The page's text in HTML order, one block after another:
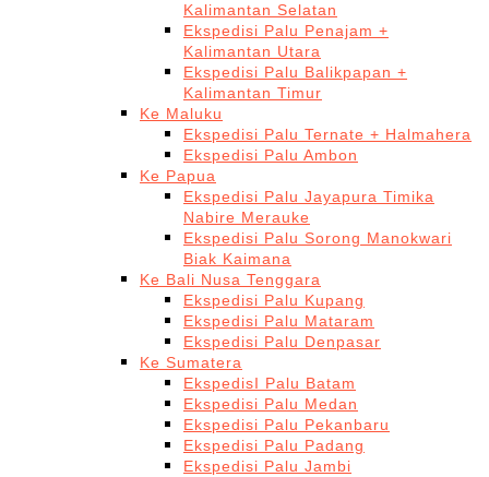
Kalimantan Selatan
Ekspedisi Palu Penajam +
Kalimantan Utara
Ekspedisi Palu Balikpapan +
Kalimantan Timur
Ke Maluku
Ekspedisi Palu Ternate + Halmahera
Ekspedisi Palu Ambon
Ke Papua
Ekspedisi Palu Jayapura Timika
Nabire Merauke
Ekspedisi Palu Sorong Manokwari
Biak Kaimana
Ke Bali Nusa Tenggara
Ekspedisi Palu Kupang
Ekspedisi Palu Mataram
Ekspedisi Palu Denpasar
Ke Sumatera
EkspedisI Palu Batam
Ekspedisi Palu Medan
Ekspedisi Palu Pekanbaru
Ekspedisi Palu Padang
Ekspedisi Palu Jambi